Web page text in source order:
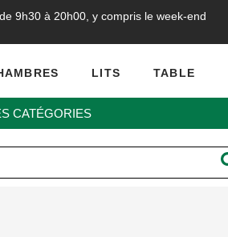
9h30 à 20h00, y compris le week-end
LITS TABLE
CATÉGORIES